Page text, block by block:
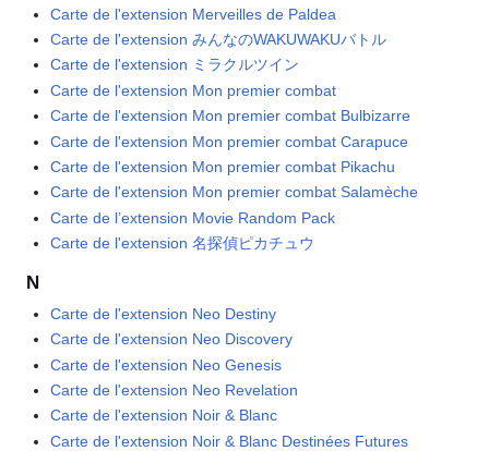
Carte de l'extension Merveilles de Paldea
Carte de l'extension みんなのWAKUWAKUバトル
Carte de l'extension ミラクルツイン
Carte de l'extension Mon premier combat
Carte de l'extension Mon premier combat Bulbizarre
Carte de l'extension Mon premier combat Carapuce
Carte de l'extension Mon premier combat Pikachu
Carte de l'extension Mon premier combat Salamèche
Carte de l’extension Movie Random Pack
Carte de l'extension 名探偵ピカチュウ
N
Carte de l'extension Neo Destiny
Carte de l'extension Neo Discovery
Carte de l'extension Neo Genesis
Carte de l'extension Neo Revelation
Carte de l'extension Noir & Blanc
Carte de l'extension Noir & Blanc Destinées Futures